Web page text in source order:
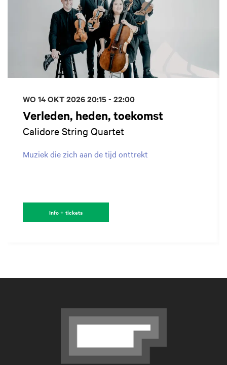
Verleden, heden, toekomst
Calidore String Quartet
Muziek die zich aan de tijd onttrekt
WO 14 OKT 202620:15 - 22:00
Info + tickets